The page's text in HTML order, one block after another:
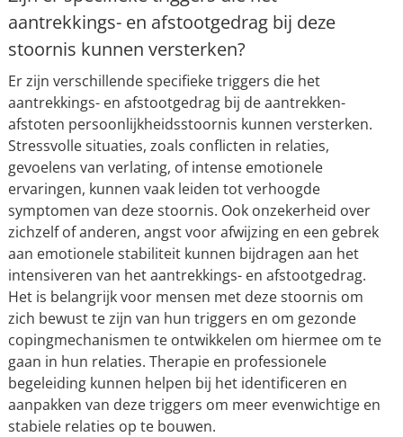
aantrekkings- en afstootgedrag bij deze
stoornis kunnen versterken?
Er zijn verschillende specifieke triggers die het
aantrekkings- en afstootgedrag bij de aantrekken-
afstoten persoonlijkheidsstoornis kunnen versterken.
Stressvolle situaties, zoals conflicten in relaties,
gevoelens van verlating, of intense emotionele
ervaringen, kunnen vaak leiden tot verhoogde
symptomen van deze stoornis. Ook onzekerheid over
zichzelf of anderen, angst voor afwijzing en een gebrek
aan emotionele stabiliteit kunnen bijdragen aan het
intensiveren van het aantrekkings- en afstootgedrag.
Het is belangrijk voor mensen met deze stoornis om
zich bewust te zijn van hun triggers en om gezonde
copingmechanismen te ontwikkelen om hiermee om te
gaan in hun relaties. Therapie en professionele
begeleiding kunnen helpen bij het identificeren en
aanpakken van deze triggers om meer evenwichtige en
stabiele relaties op te bouwen.